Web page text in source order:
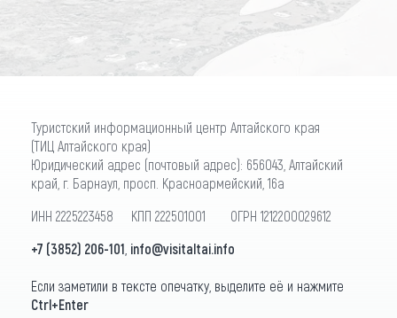
Туристский информационный центр Алтайского края
(ТИЦ Алтайского края)
Юридический адрес (почтовый адрес): 656043, Алтайский
край, г. Барнаул, просп. Красноармейский, 16а
ИНН 2225223458 КПП 222501001 ОГРН 1212200029612
+7 (3852) 206-101 info@visitaltai.info
Если заметили в тексте опечатку, выделите её и нажмите
Ctrl+Enter